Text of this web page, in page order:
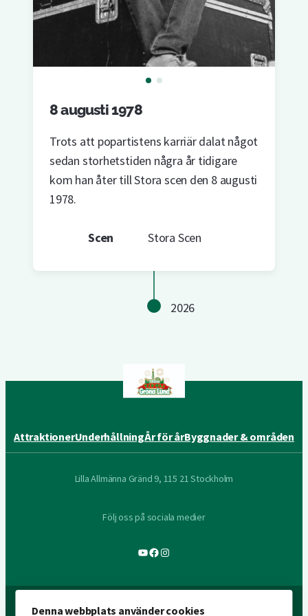
8 augusti 1978
Trots att popartistens karriär dalat något
sedan storhetstiden några år tidigare
kom han åter till Stora scen den 8 augusti
1978.
Scen Stora Scen
2026
AttraktionerUnderhållningÅr för årByggnader & områden
Lilla Allmänna Gränd 9, 115 21 Stockholm
Följ oss på sociala medier
YouTube
Facebook
Instagram
Denna webbplats använder cookies